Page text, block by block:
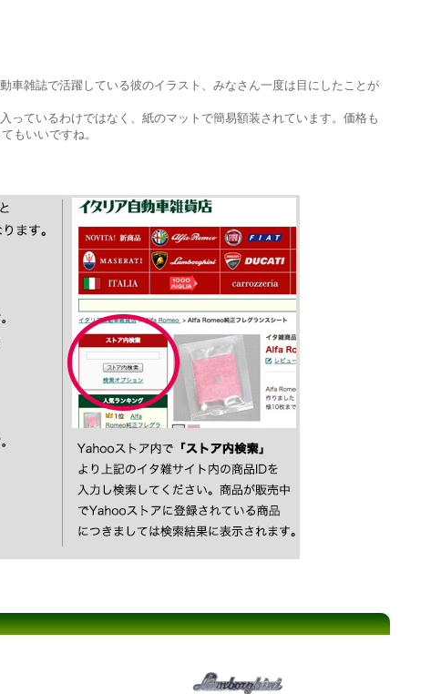
雑誌で活躍している彼のイラスト、みなさん一度は目にしたことが
ているわけではなく、紙のマットで簡易額装されています。価格も
もいいですね。